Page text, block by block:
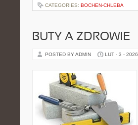
CATEGORIES: BOCHEN-CHLEBA
BUTY A ZDROWIE
POSTED BY ADMIN LUT - 3 - 2026